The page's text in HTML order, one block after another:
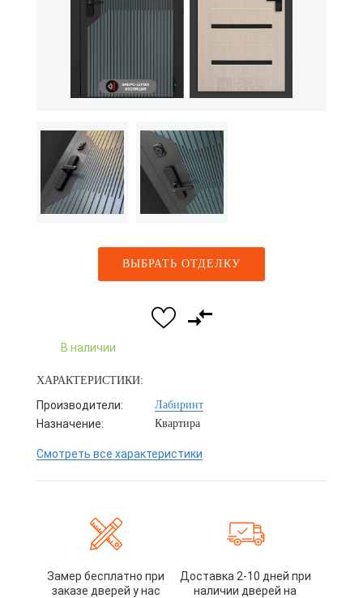
ВЫБРАТЬ ОТДЕЛКУ
В наличии
ХАРАКТЕРИСТИКИ:
Производители: Лабиринт
Назначение: Квартира
Смотреть все характеристики
Замер бесплатно при
заказе дверей у нас
Доставка 2-10 дней при
наличии дверей на